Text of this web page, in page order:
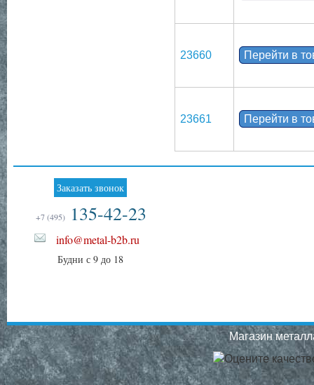
23660 Перейти в
23661 Перейти в
Заказать звонок
+7 (495) 135-42-23
info@metal-b2b.ru
Будни с 9 до 18
Магазин